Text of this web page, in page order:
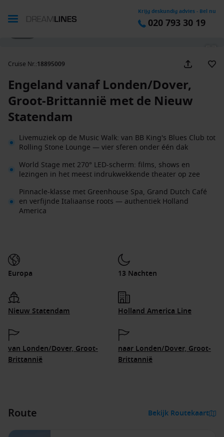
Krijg deskundig advies - Bel nu
020 793 30 19
Cruise Nr.:18895009
Engeland vanaf Londen/Dover,
Groot-Brittannië met de Nieuw
Statendam
Livemuziek op de Music Walk: van BB King's Blues Club tot
Rolling Stone Lounge — vier sferen onder één dak
World Stage met 270° LED-scherm: films, shows en
lezingen in het meest indrukwekkende theater op zee
Pinnacle-klasse met Greenhouse Spa, Grand Dutch Café
en verfijnde Italiaanse roots — authentiek Holland
America
Europa 13 Nachten
Nieuw Statendam Holland America Line
van Londen/Dover, Groot-
Brittannië
naar Londen/Dover, Groot-
Brittannië
Route Bekijk Routekaart